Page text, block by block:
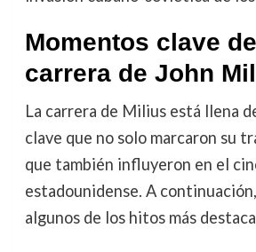
Momentos clave
carrera de John
La carrera de Milius está llena
clave que no solo marcaron su
que también influyeron en el
estadounidense. A
algunos de los hitos más